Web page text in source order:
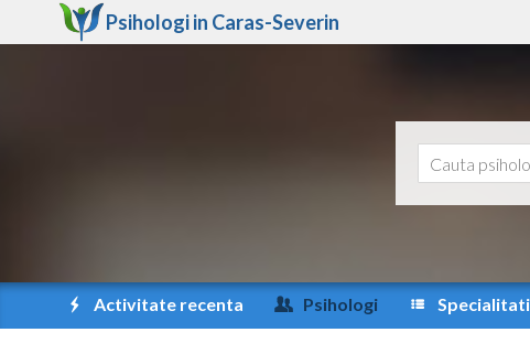
Psihologi in Caras-Severin
Activitate recenta Psihologi Specialitati